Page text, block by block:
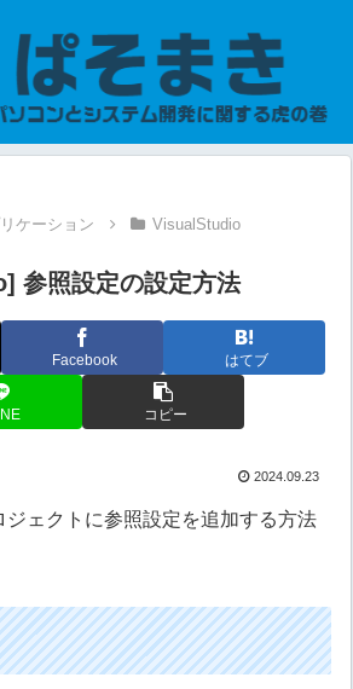
ケーション VisualStudio
参照設定の設定方法
Facebook はてブ
コピー
2024.09.23
ェクトに参照設定を追加する方法